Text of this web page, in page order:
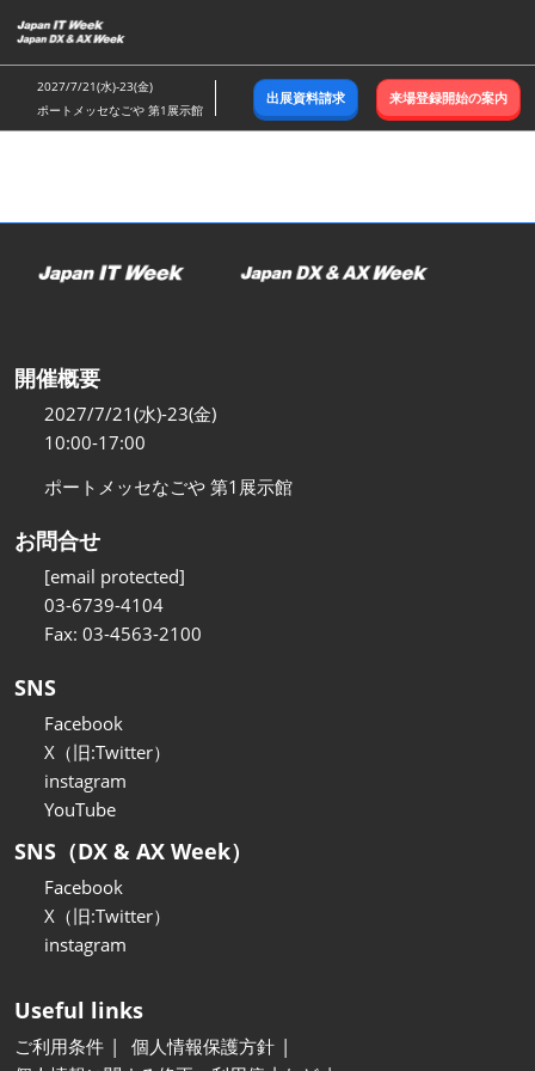
キ
ッ
し
む
2027/7/21(水)-23(金)
ポートメッセなごや 第1展示館
出展資料請求 来場登録開始の案内
開催概要
2027/7/21(水)-23(金)
10:00-17:00
ポートメッセなごや 第1展示館
お問合せ
[email protected]
03-6739-4104
Fax: 03-4563-2100
SNS
Facebook
X（旧:Twitter）
instagram
YouTube
SNS（DX & AX Week）
Facebook
X（旧:Twitter）
instagram
Useful links
ご利用条件
個人情報保護方針